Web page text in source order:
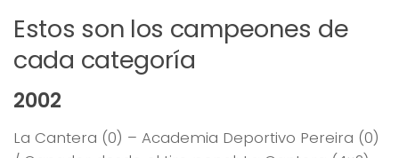
Estos son los campeones de
cada categoría
2002
La Cantera (0) – Academia Deportivo Pereira (0)